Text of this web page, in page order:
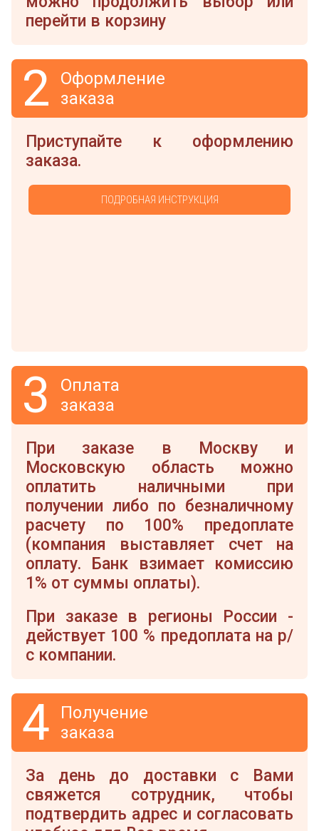
перейти в корзину
2
Оформление
заказа
Приступайте к оформлению
заказа.
ПОДРОБНАЯ ИНСТРУКЦИЯ
3
Оплата
заказа
При заказе в Москву и
Московскую область можно
оплатить наличными при
получении либо по безналичному
расчету по 100% предоплате
(компания выставляет счет на
оплату. Банк взимает комиссию
1% от суммы оплаты).
При заказе в регионы России -
действует 100 % предоплата на р/
с компании.
4
Получение
заказа
За день до доставки с Вами
свяжется сотрудник, чтобы
подтвердить адрес и согласовать